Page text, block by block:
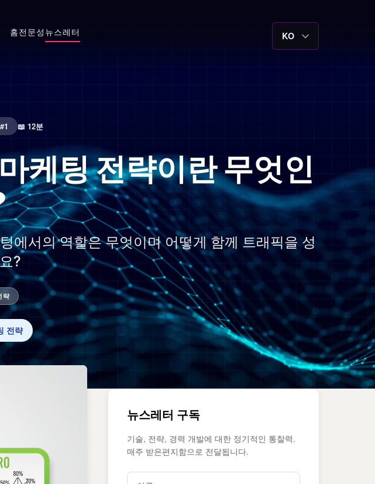
KO
홈전문성뉴스레터
📖 12분
케팅 전략이란 무엇인
에서의 역할은 무엇이며 어떻게 함께 트래픽을 성
?
략
전략
뉴스레터 구독
기술, 전략, 경력 개발에 대한 정기적인 통찰력.
매주 받은편지함으로 전달됩니다.